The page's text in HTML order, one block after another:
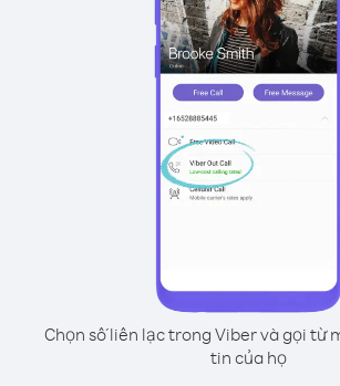
Chọn số liên lạc trong Viber và gọi từ
tin của họ